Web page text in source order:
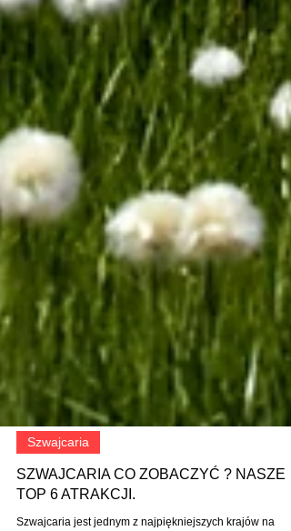
Szwajcaria
SZWAJCARIA CO ZOBACZYĆ ? NASZE
TOP 6 ATRAKCJI.